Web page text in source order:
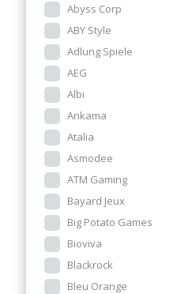
Abyss Corp
ABY Style
Adlung Spiele
AEG
Albi
Ankama
Atalia
Asmodee
ATM Gaming
Bayard Jeux
Big Potato Games
Bioviva
Blackrock
Bleu Orange